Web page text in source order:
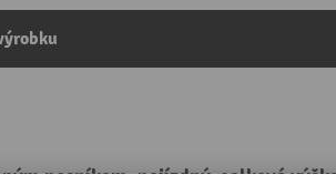
nosníkem, pojízdný, celková